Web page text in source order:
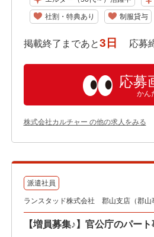
社割・特典あり 制服貸与
掲載終了まであと3日 応募締
応募
かん
株式会社カルチャー の他の求人をみる
派遣社員
ランスタッド株式会社 郡山支店（郡山
【増員募集♪】官公庁のパー